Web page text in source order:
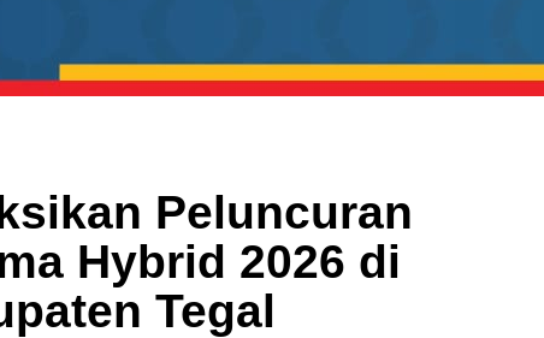
Peluncuran
Hybrid 2026 di
Tegal